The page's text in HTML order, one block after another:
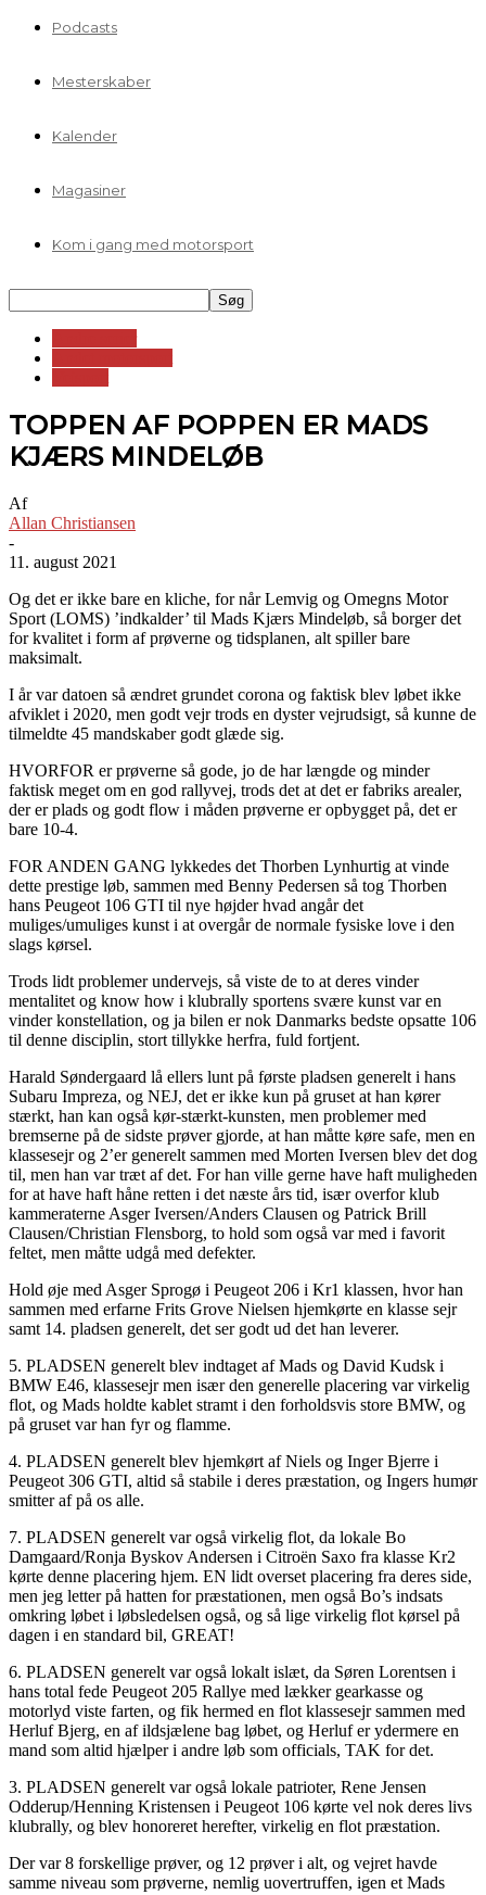
Podcasts
Mesterskaber
Kalender
Magasiner
Kom i gang med motorsport
TOPPEN AF POPPEN ER MADS
KJÆRS MINDELØB
Af
Allan Christiansen
-
11. august 2021
Og det er ikke bare en kliche, for når Lemvig og Omegns Motor
Sport (LOMS) ’indkalder’ til Mads Kjærs Mindeløb, så borger det
for kvalitet i form af prøverne og tidsplanen, alt spiller bare
maksimalt.
I år var datoen så ændret grundet corona og faktisk blev løbet ikke
afviklet i 2020, men godt vejr trods en dyster vejrudsigt, så kunne de
tilmeldte 45 mandskaber godt glæde sig.
HVORFOR er prøverne så gode, jo de har længde og minder
faktisk meget om en god rallyvej, trods det at det er fabriks arealer,
der er plads og godt flow i måden prøverne er opbygget på, det er
bare 10-4.
FOR ANDEN GANG lykkedes det Thorben Lynhurtig at vinde
dette prestige løb, sammen med Benny Pedersen så tog Thorben
hans Peugeot 106 GTI til nye højder hvad angår det
muliges/umuliges kunst i at overgår de normale fysiske love i den
slags kørsel.
Trods lidt problemer undervejs, så viste de to at deres vinder
mentalitet og know how i klubrally sportens svære kunst var en
vinder konstellation, og ja bilen er nok Danmarks bedste opsatte 106
til denne disciplin, stort tillykke herfra, fuld fortjent.
Harald Søndergaard lå ellers lunt på første pladsen generelt i hans
Subaru Impreza, og NEJ, det er ikke kun på gruset at han kører
stærkt, han kan også kør-stærkt-kunsten, men problemer med
bremserne på de sidste prøver gjorde, at han måtte køre safe, men en
klassesejr og 2’er generelt sammen med Morten Iversen blev det dog
til, men han var træt af det. For han ville gerne have haft muligheden
for at have haft håne retten i det næste års tid, især overfor klub
kammeraterne Asger Iversen/Anders Clausen og Patrick Brill
Clausen/Christian Flensborg, to hold som også var med i favorit
feltet, men måtte udgå med defekter.
Hold øje med Asger Sprogø i Peugeot 206 i Kr1 klassen, hvor han
sammen med erfarne Frits Grove Nielsen hjemkørte en klasse sejr
samt 14. pladsen generelt, det ser godt ud det han leverer.
5. PLADSEN generelt blev indtaget af Mads og David Kudsk i
BMW E46, klassesejr men især den generelle placering var virkelig
flot, og Mads holdte kablet stramt i den forholdsvis store BMW, og
på gruset var han fyr og flamme.
4. PLADSEN generelt blev hjemkørt af Niels og Inger Bjerre i
Peugeot 306 GTI, altid så stabile i deres præstation, og Ingers humør
smitter af på os alle.
7. PLADSEN generelt var også virkelig flot, da lokale Bo
Damgaard/Ronja Byskov Andersen i Citroën Saxo fra klasse Kr2
kørte denne placering hjem. EN lidt overset placering fra deres side,
men jeg letter på hatten for præstationen, men også Bo’s indsats
omkring løbet i løbsledelsen også, og så lige virkelig flot kørsel på
dagen i en standard bil, GREAT!
6. PLADSEN generelt var også lokalt islæt, da Søren Lorentsen i
hans total fede Peugeot 205 Rallye med lækker gearkasse og
motorlyd viste farten, og fik hermed en flot klassesejr sammen med
Herluf Bjerg, en af ildsjælene bag løbet, og Herluf er ydermere en
mand som altid hjælper i andre løb som officials, TAK for det.
3. PLADSEN generelt var også lokale patrioter, Rene Jensen
Odderup/Henning Kristensen i Peugeot 106 kørte vel nok deres livs
klubrally, og blev honoreret herefter, virkelig en flot præstation.
Der var 8 forskellige prøver, og 12 prøver i alt, og vejret havde
samme niveau som prøverne, nemlig uovertruffen, igen et Mads